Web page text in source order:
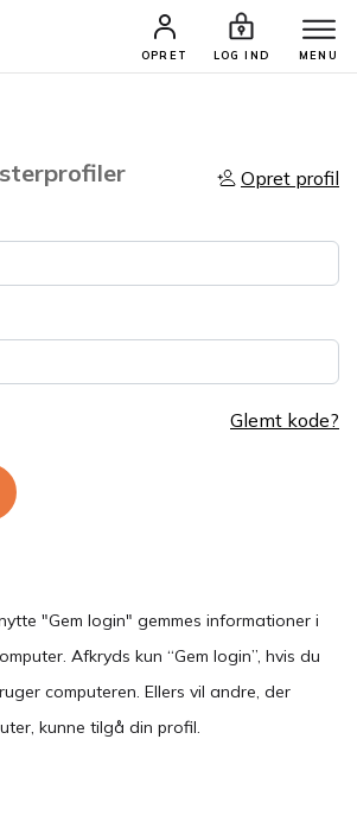
OPRET LOG IND MENU
Opret profil
Glemt kode?
"Gem login" gemmes informationer i
Afkryds kun “Gem login”, hvis du
computeren. Ellers vil andre, der
kunne tilgå din profil.